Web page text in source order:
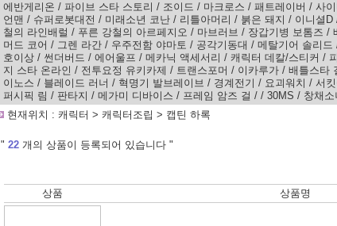
에반게리온 / 파이브 스타 스토리 / 조이드 / 마크로스 / 패트레이버 / 사
언맨 / 슈퍼로봇대전 / 미래소년 코난 / 리틀아머리 / 붉은 돼지 / 이니셜D
철의 라인배럴 / 푸른 강철의 아르페지오 / 마브러브 / 장갑기병 보톰즈 /
머드 코어 / 그렌 라간 / 우주전함 야마토 / 공각기동대 / 메탈기어 솔리드
호이상 / 썬더버드 / 에어울프 / 메카닉 액세서리 / 캐릭터 데칼/스티커 /
지 스타 온라인 / 전투요정 유키카제 / 트랜스포머 / 이카루가 / 배틀스타
이노스 / 블레이드 러너 / 혁명기 발브레이브 / 경계전기 / 요괴워치 / 서
퍼시픽 림 / 판타지 / 메가미 디바이스 / 프레임 암즈 걸 / / 30MS / 창채소
현재위치 : 캐릭터 > 캐릭터조립 > 캡틴 하록
" 22 개의 상품이 등록되어 있습니다 "
상품 상품명